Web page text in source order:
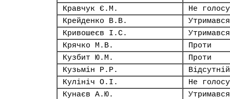
Кравчук Є.М.
Не
Крейденко В.В.
Утримався
Кривошеєв І.С.
Утримався
Крячко М.В.
Проти
Кузбит Ю.М.
Проти
Кузьмін Р.Р.
Відсутній
Кулініч О.І.
Не
Кунаєв А.Ю.
Утримався